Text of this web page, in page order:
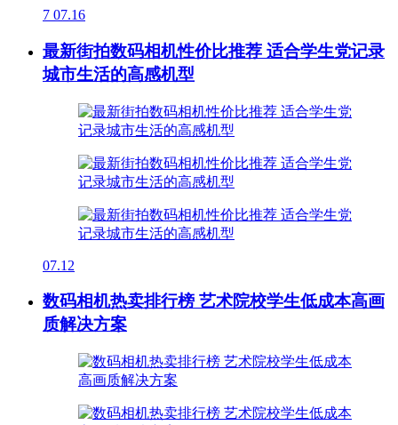
7 07.16
最新街拍数码相机性价比推荐 适合学生党记录
城市生活的高感机型
07.12
数码相机热卖排行榜 艺术院校学生低成本高画
质解决方案